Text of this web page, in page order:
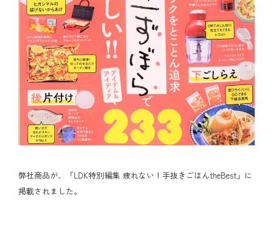
弊社商品が、「LDK特別編集 疲れない！手抜きごはんtheBest」に
掲載されました。